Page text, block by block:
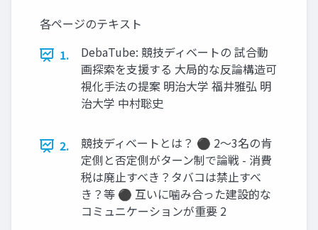
各ページのテキスト
1.
DebaTube: 競技ディベートの 試合動
画探索を支援する 大局的な反論構造可
視化手法の提案 明治大学 福井雅弘 明
治大学 中村聡史
2.
競技ディベートとは？ ⚫ 2〜3名の肯
定側と否定側がターン制で論戦 - 消費
税は廃止すべき？タバコは禁止すべ
き？等 ⚫ 互いに噛み合った建設的な
コミュニケーションが重要 2